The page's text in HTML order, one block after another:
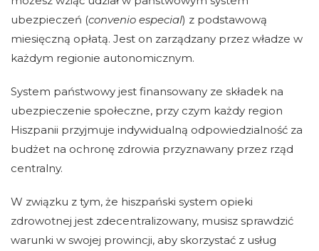
ubezpieczeń (convenio especial) z podstawową
miesięczną opłatą. Jest on zarządzany przez władze w
każdym regionie autonomicznym.
System państwowy jest finansowany ze składek na
ubezpieczenie społeczne, przy czym każdy region
Hiszpanii przyjmuje indywidualną odpowiedzialność za
budżet na ochronę zdrowia przyznawany przez rząd
centralny.
W związku z tym, że hiszpański system opieki
zdrowotnej jest zdecentralizowany, musisz sprawdzić
warunki w swojej prowincji, aby skorzystać z usług